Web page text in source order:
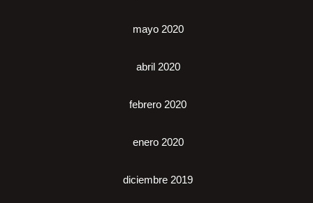
mayo 2020
abril 2020
febrero 2020
enero 2020
diciembre 2019